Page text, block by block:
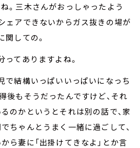
。三木さんがおっしゃったよう
ェアできないからガス抜きの場が
関しての。
ってありますよね。
で結構いっぱいいっぱいになっち
後もそうだったんですけど、それ
のかというとそれは別の話で、家
ちゃんとうまく一緒に過ごして、
ら妻に「出掛けてきなよ」とか言